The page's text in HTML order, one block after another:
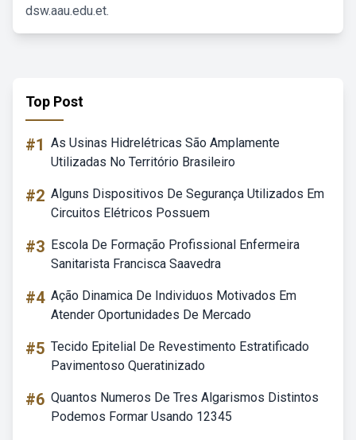
dsw.aau.edu.et.
Top Post
#1 As Usinas Hidrelétricas São Amplamente
Utilizadas No Território Brasileiro
#2 Alguns Dispositivos De Segurança Utilizados Em
Circuitos Elétricos Possuem
#3 Escola De Formação Profissional Enfermeira
Sanitarista Francisca Saavedra
#4 Ação Dinamica De Individuos Motivados Em
Atender Oportunidades De Mercado
#5 Tecido Epitelial De Revestimento Estratificado
Pavimentoso Queratinizado
#6 Quantos Numeros De Tres Algarismos Distintos
Podemos Formar Usando 12345